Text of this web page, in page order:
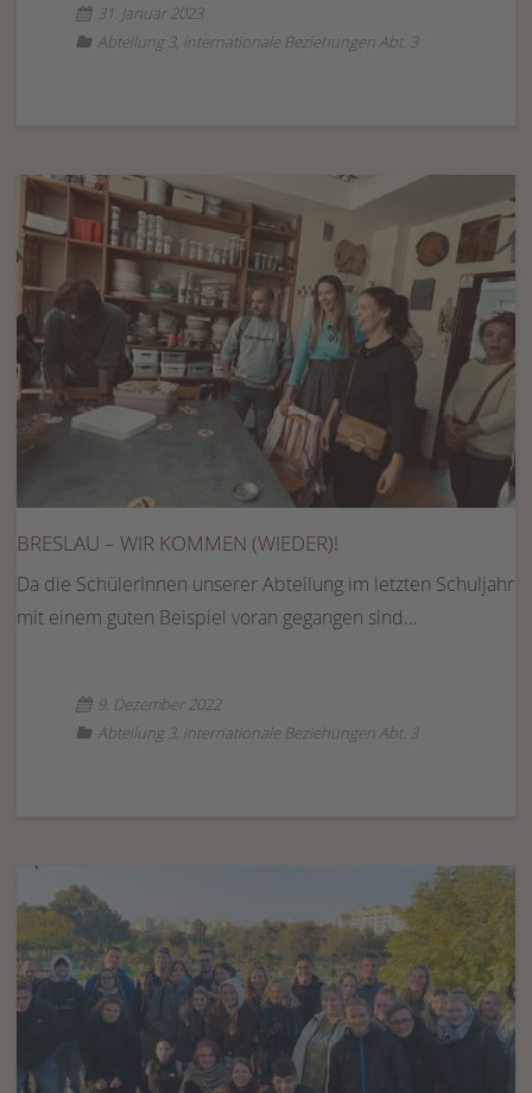
31. Januar 2023
Abteilung 3, internationale Beziehungen Abt. 3
BRESLAU – WIR KOMMEN (WIEDER)!
Da die SchülerInnen unserer Abteilung im letzten Schuljahr
mit einem guten Beispiel voran gegangen sind…
9. Dezember 2022
Abteilung 3, internationale Beziehungen Abt. 3